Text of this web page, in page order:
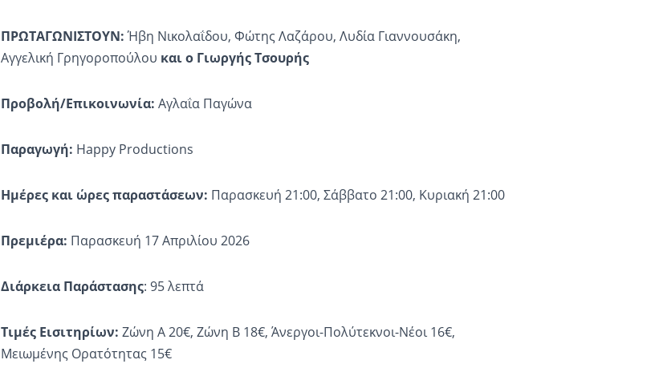
ΠΡΩΤΑΓΩΝΙΣΤΟΥΝ:Ήβη Νικολαΐδου, Φώτης Λαζάρου, Λυδία Γιαννουσάκη,
Αγγελική Γρηγοροπούλου και ο Γιωργής Τσουρής
Προβολή/Επικοινωνία: Αγλαΐα Παγώνα
Παραγωγή: Happy Productions
Ημέρες και ώρες παραστάσεων: Παρασκευή 21:00, Σάββατο 21:00, Κυριακή 21:00
Πρεμιέρα: Παρασκευή 17 Απριλίου 2026
Διάρκεια Παράστασης: 95 λεπτά
Τιμές Εισιτηρίων: Ζώνη Α 20€, Ζώνη Β 18€, Άνεργοι-Πολύτεκνοι-Νέοι 16€,
Μειωμένης Ορατότητας 15€